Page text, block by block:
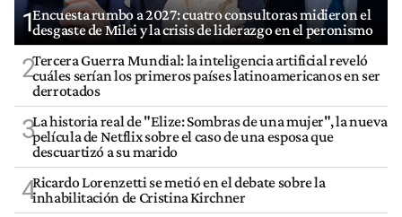
1Encuesta rumbo a 2027: cuatro consultoras midieron el
desgaste de Milei y la crisis de liderazgo en el peronismo
2Tercera Guerra Mundial: la inteligencia artificial reveló
cuáles serían los primeros países latinoamericanos en ser
derrotados
3La historia real de "Elize: Sombras de una mujer", la nueva
película de Netflix sobre el caso de una esposa que
descuartizó a su marido
4Ricardo Lorenzetti se metió en el debate sobre la
inhabilitación de Cristina Kirchner